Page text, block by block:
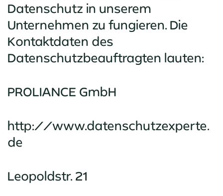
Datenschutz in unserem
Unternehmen zu fungieren. Die
Kontaktdaten des
Datenschutzbeauftragten lauten:
PROLIANCE GmbH
http://www.datenschutzexperte.
de
Leopoldstr. 21